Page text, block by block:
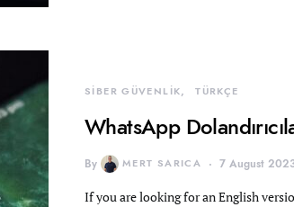
SİBER GÜVENLİK TÜRKÇE
WhatsApp
By MERT SARICA 7 August
If you are looking for an English